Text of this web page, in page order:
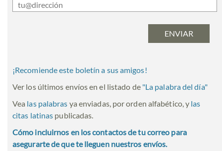
¡Recomiende este boletín a sus amigos!
Ver los últimos envíos en el listado de "La palabra del día"
Vea las palabras ya enviadas, por orden alfabético, y las
citas latinas publicadas.
Cómo incluirnos en los contactos de tu correo para
asegurarte de que te lleguen nuestros envíos.